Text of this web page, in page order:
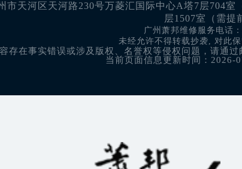
市天河区天河路230号万菱汇国际中心A塔7层704
层1507室（需提
广州萧邦维修服务电话
未经允许不得转载抄袭, 对此保
存在事实错误或涉及版权、名誉权等侵权问题，请通
当前页面信息更新时间：2026-